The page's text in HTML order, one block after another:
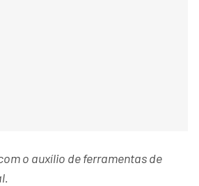
o auxílio de ferramentas de